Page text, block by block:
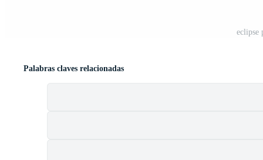
eclipse
Palabras claves relacionadas